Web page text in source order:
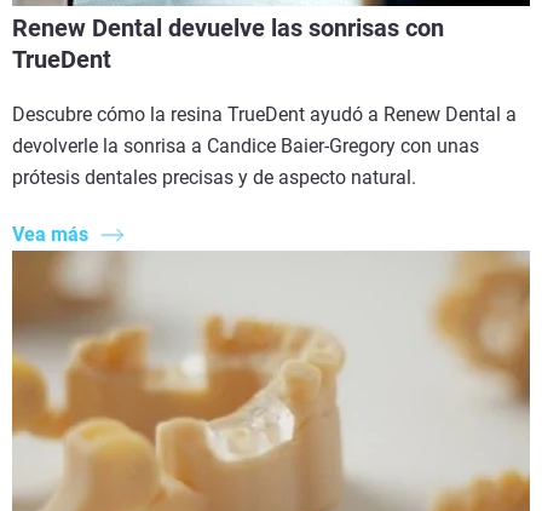
Renew Dental devuelve las sonrisas con
TrueDent
Descubre cómo la resina TrueDent ayudó a Renew Dental a
devolverle la sonrisa a Candice Baier-Gregory con unas
prótesis dentales precisas y de aspecto natural.
Vea más